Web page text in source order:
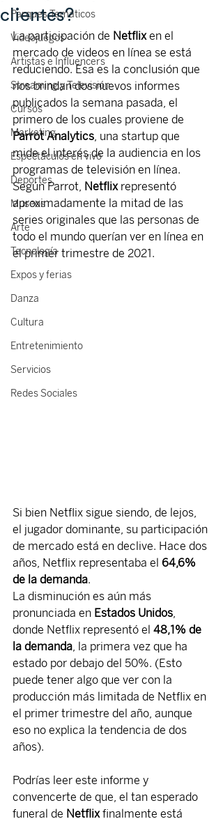
Parques Temáticos
Videojuegos
Artistas e Influencers
Streaming y Televisión
Cursos
Marketing
Espectáculos en vivo
Deportes
Museos
Arte
Tecnología
Expos y ferias
Danza
Cultura
Entretenimiento
Servicios
Redes Sociales
clientes?
La participación de Netflix en el
mercado de videos en línea se está
reduciendo. Esa es la conclusión que
nos brindan dos nuevos informes
publicados la semana pasada, el
primero de los cuales proviene de
Parrot Analytics, una startup que
mide el interés de la audiencia en los
programas de televisión en línea.
Según Parrot, Netflix representó
aproximadamente la mitad de las
series originales que las personas de
todo el mundo querían ver en línea en
el primer trimestre de 2021.
Si bien Netflix sigue siendo, de lejos,
el jugador dominante, su participación
de mercado está en declive. Hace dos
años, Netflix representaba el 64,6%
de la demanda.
La disminución es aún más
pronunciada en Estados Unidos,
donde Netflix representó el 48,1% de
la demanda, la primera vez que ha
estado por debajo del 50%. (Esto
puede tener algo que ver con la
producción más limitada de Netflix en
el primer trimestre del año, aunque
eso no explica la tendencia de dos
años).
Podrías leer este informe y
convencerte de que, el tan esperado
funeral de Netflix finalmente está